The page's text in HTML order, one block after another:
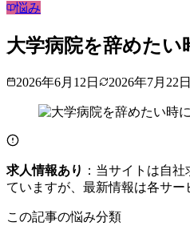
悩み
大学病院を辞めたい
2026年6月12日 2026年7月22日
求人情報あり ：当サイトは自
ていますが、最新情報は各サー
この記事の悩み分類